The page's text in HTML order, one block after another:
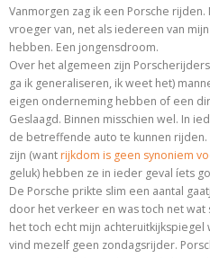
Vanmorgen zag ik een Porsche
vroeger van, net als iedereen van
hebben. Een jongensdroom.
Over het algemeen zijn
ga ik generaliseren, ik weet het)
eigen onderneming hebben of een
Geslaagd. Binnen misschien wel. In
de betreffende auto te kunnen rijden.
zijn (want rijkdom is geen synoniem
geluk) hebben ze in ieder geval íets
De Porsche prikte slim een aantal
door het verkeer en was toch net
het toch echt mijn achteruitkijkspiegel
vind mezelf geen zondagsrijder.